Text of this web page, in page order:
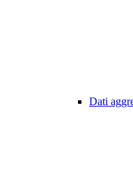
Dati